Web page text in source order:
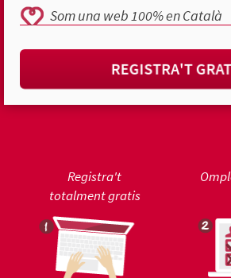
Som una web 100% en Català
REGISTRA'T
Registra't
totalment gratis